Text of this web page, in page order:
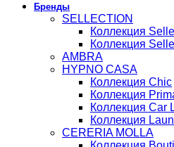
Бренды
SELLECTION
Коллекция
Коллекция
AMBRA
HYPNO CASA
Коллекция Chic
Коллекция
Коллекция Car
Коллекция
CERERIA MOLLA